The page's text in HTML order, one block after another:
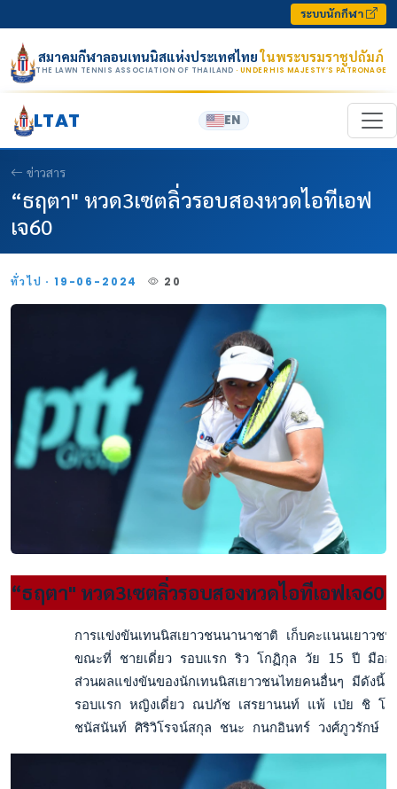
ระบบนักกีฬา
สมาคมกีฬาลอนเทนนิสแห่งประเทศไทยในพระบรมราชูปถัมภ์
THE LAWN TENNIS ASSOCIATION OF THAILAND · UNDER HIS MAJESTY’S PATRONAGE
LTAT EN
ข่าวสาร
“ธฤตา" หวด3เซตลิ่วรอบสองหวดไอทีเอฟ
เจ60
ทั่วไป · 19-06-2024 20
“ธฤตา" หวด3เซตลิ่วรอบสองหวดไอทีเอฟเจ60
การแข่งขันเทนนิสเยาวชนนานาชาติ เก็บคะแนนเยาว
ขณะที่ ชายเดี่ยว รอบแรก ริว โกฏิกุล วัย 15 ปี มือ
ส่วนผลแข่งขันของนักเทนนิสเยาวชนไทยคนอื่นๆ มีดังนี้
รอบแรก หญิงเดี่ยว ณปภัช เสรยานนท์ แพ้ เป่ย ชิ
ชนัสนันท์ ศิริวิโรจน์สกุล ชนะ กนกอินทร์ วงศ์ภูวรักษ์